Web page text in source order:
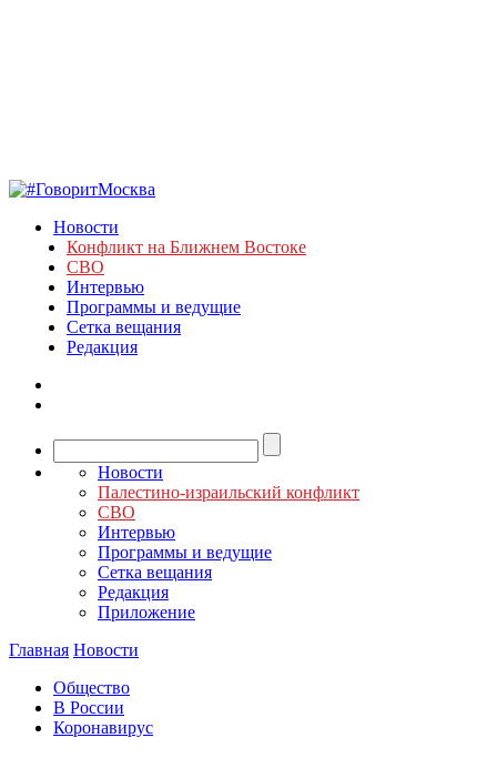
Новости
Конфликт на Ближнем Востоке
СВО
Интервью
Программы и ведущие
Сетка вещания
Редакция
Новости
Палестино-израильский конфликт
СВО
Интервью
Программы и ведущие
Сетка вещания
Редакция
Приложение
Главная Новости
Общество
В России
Коронавирус